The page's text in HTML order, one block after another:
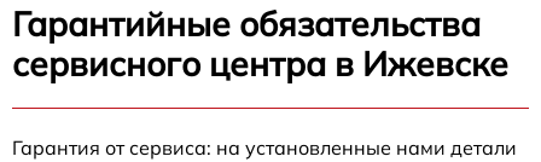
Гарантийные обязательства
сервисного центра в Ижевске
Гарантия от сервиса: на установленные нами детали